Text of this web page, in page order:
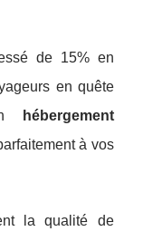
de 15% en
en quête
hébergement
à vos
la qualité de